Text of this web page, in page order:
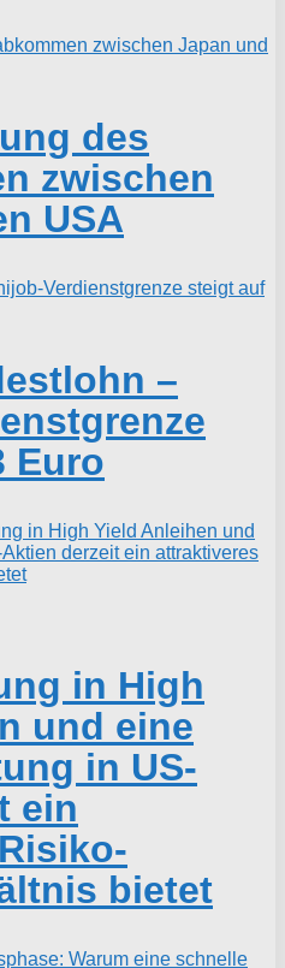
des
zwischen
USA
–
Euro
in High
und eine
in US-
ein
bietet